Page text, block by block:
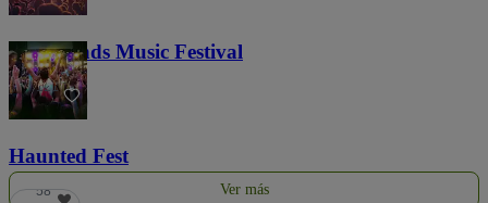
Lost Lands Music Festival
121
Haunted Fest
58 Ver más